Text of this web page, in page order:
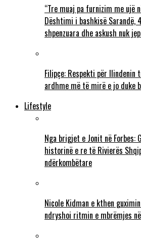
“Tre muaj pa furnizim me ujë
Dështimi i bashkisë Sarandë,
shpenzuara dhe askush nuk
Filipçe: Respekti për
ardhme më të mirë e jo duke
Lifestyle
Nga brigjet e Jonit në Forbes:
historinë e re të Rivierës
ndërkombëtare
Nicole Kidman e kthen
ndryshoi ritmin e mbrëmjes